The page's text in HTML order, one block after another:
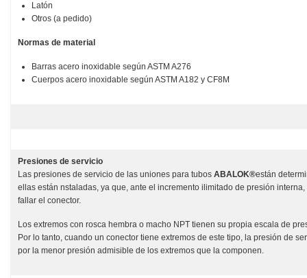
Latón
Otros (a pedido)
Normas de material
Barras acero inoxidable según ASTM A276
Cuerpos acero inoxidable según ASTM A182 y CF8M
Presiones de servicio
Las presiones de servicio de las uniones para tubos ABALOK®están
ellas están nstaladas, ya que, ante el incremento ilimitado de presión
fallar el conector.
Los extremos con rosca hembra o macho NPT tienen su propia escala de
Por lo tanto, cuando un conector tiene extremos de este tipo, la presión de
por la menor presión admisible de los extremos que la componen.